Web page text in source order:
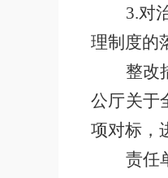
3.对
理制度的
整改
公厅关于
项对标，
责任